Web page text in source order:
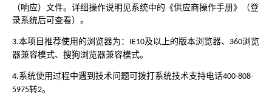
（响应）文件。详细操作说明见系统中的《供应商操作手册》（登
录系统后可查看）。
3.本项目推荐使用的浏览器为： IE10及以上的版本浏览器、 360浏览
器兼容模式、搜狗浏览器兼容模式。
4.系统使用过程中遇到技术问题可拨打系统技术支持电话400-808-
5975转2。